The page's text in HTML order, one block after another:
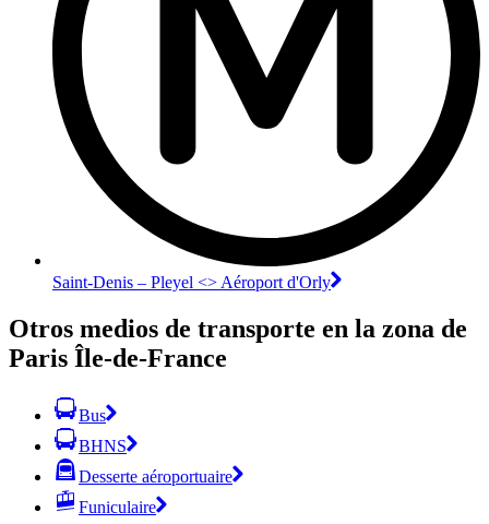
Saint-Denis – Pleyel <> Aéroport d'Orly
Otros medios de transporte en la zona de
Paris Île-de-France
Bus
BHNS
Desserte aéroportuaire
Funiculaire